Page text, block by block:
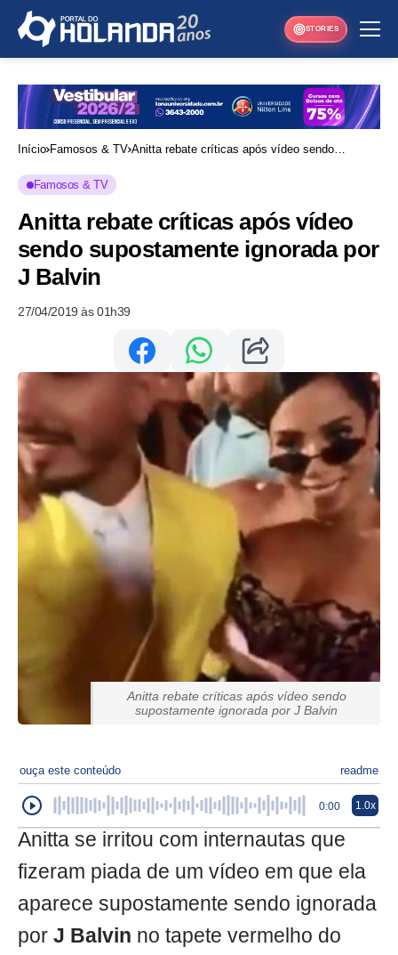
STORIES
Início Famosos & TV Anitta rebate críticas após vídeo sendo
Famosos & TV
Anitta rebate críticas após vídeo
sendo supostamente ignorada por
J Balvin
27/04/2019 às 01h39
Anitta rebate críticas após vídeo sendo
supostamente ignorada por J Balvin
ouça este conteúdo readme
0:00 1.0x
Anitta se irritou com internautas que
fizeram piada de um vídeo em que ela
aparece supostamente sendo ignorada
por J Balvin no tapete vermelho do